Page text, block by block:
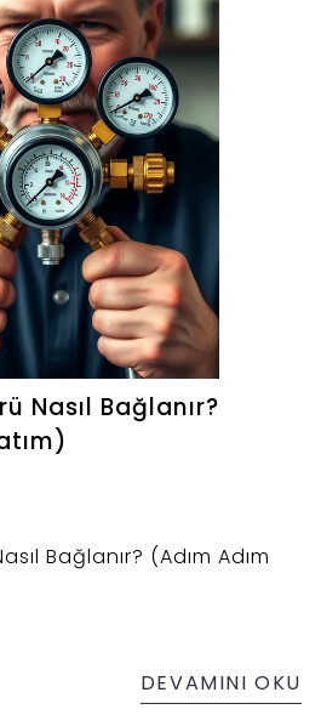
Nasıl Bağlanır?
Bağlanır? (Adım Adım
DEVAMINI OKU